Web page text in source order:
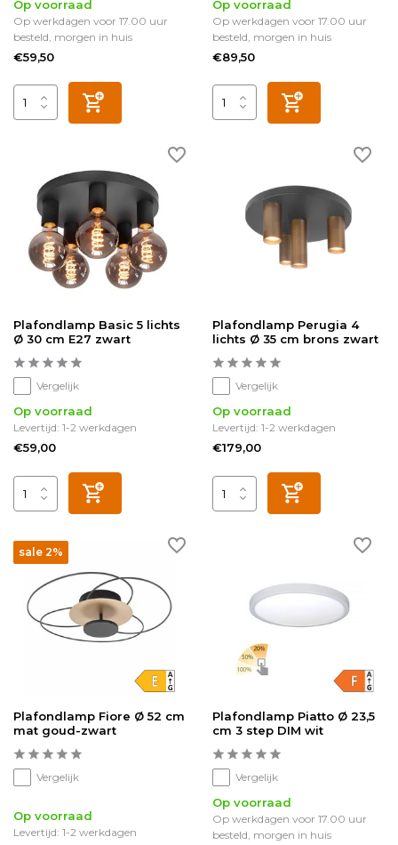
Op voorraad
Op werkdagen voor 17.00 uur
besteld, morgen in huis
€59,50
Op voorraad
Op werkdagen voor 17.00 uur
besteld, morgen in huis
€89,50
Plafondlamp Basic 5 lichts
Ø 30 cm E27 zwart
Vergelijk
Op voorraad
Levertijd: 1-2 werkdagen
€59,00
Plafondlamp Perugia 4
lichts Ø 35 cm brons zwart
Vergelijk
Op voorraad
Levertijd: 1-2 werkdagen
€179,00
sale 2%
Plafondlamp Fiore Ø 52 cm
mat goud-zwart
Vergelijk
Op voorraad
Levertijd: 1-2 werkdagen
Plafondlamp Piatto Ø 23,5
cm 3 step DIM wit
Vergelijk
Op voorraad
Op werkdagen voor 17.00 uur
besteld, morgen in huis